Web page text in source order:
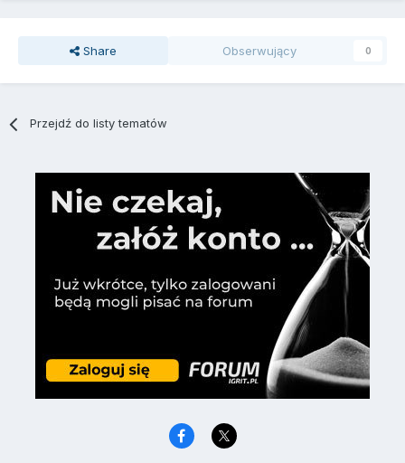
Share Obserwujący 0
Przejdź do listy tematów